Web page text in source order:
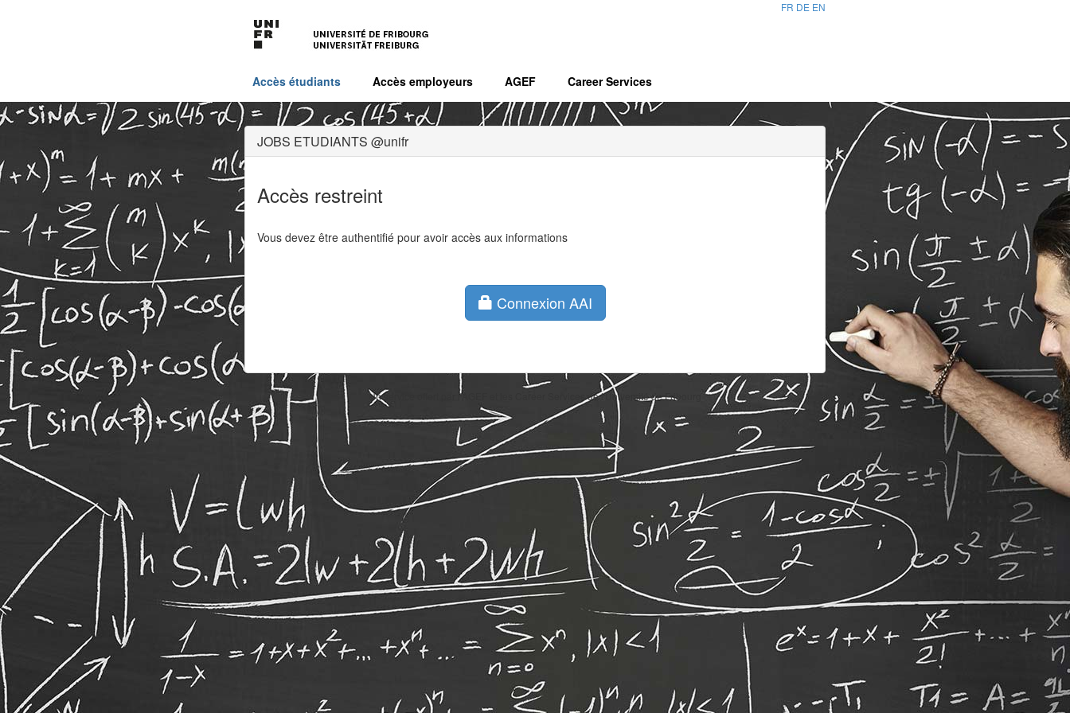
FR DE EN
Accès étudiants Accès employeurs AGEF Career Services
JOBS ETUDIANTS @unifr
Accès restreint
Vous devez être authentifié pour avoir accès aux informations
Connexion AAI
Un service offert par l'AGEF et les Career Services de l'Université de Fribourg